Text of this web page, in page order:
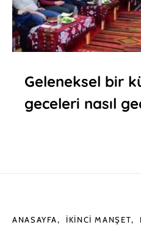
Geleneksel bir
geceleri nasıl
ANASAYFA İKINCI MANŞET